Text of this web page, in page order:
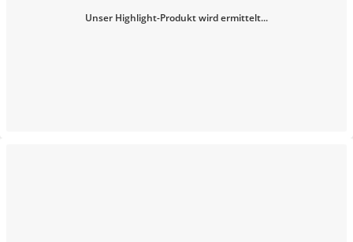
Unser Highlight-Produkt wird ermittelt...